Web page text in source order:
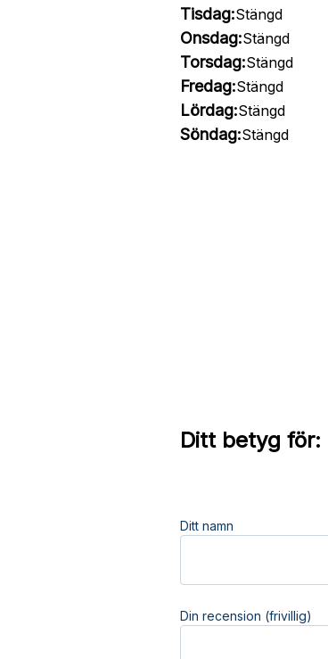
Tisdag:Stängd
Onsdag:Stängd
Torsdag:Stängd
Fredag:Stängd
Lördag:Stängd
Söndag:Stängd
Ditt betyg för:
Ditt namn
Din recension (frivillig)